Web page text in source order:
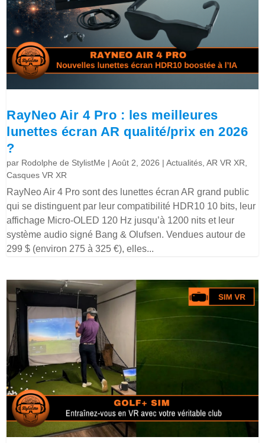
RayNeo Air 4 Pro : les meilleures
lunettes écran AR qualité/prix en 2026
?
par Rodolphe de StylistMe |Août 2, 2026 |Actualités,AR VR XR,
Casques VR XR
RayNeo Air 4 Pro sont des lunettes écran AR grand public
qui se distinguent par leur compatibilité HDR10 10 bits, leur
affichage Micro-OLED 120 Hz jusqu’à 1200 nits et leur
système audio signé Bang & Olufsen. Vendues autour de
299 $ (environ 275 à 325 €), elles...